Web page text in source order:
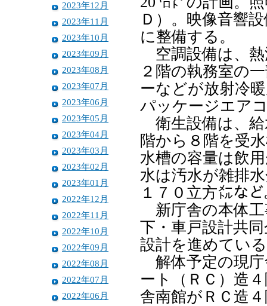
2023年12月
2023年11月
2023年10月
2023年09月
2023年08月
2023年07月
2023年06月
2023年05月
2023年04月
2023年03月
2023年02月
2023年01月
2022年12月
2022年11月
2022年10月
2022年09月
2022年08月
2022年07月
2022年06月
Ｄ）。映像音響
に整備する。
空調設備は、熱
２階の執務室の
ーなどが放射冷
パッケージエア
衛生設備は、給
階から８階を受
水槽の容量は飲
水は汚水が雑排
１７０立方㍍な
新庁舎の本体工
下・車戸設計共
設計を進めてい
解体予定の現庁
ート（ＲＣ）造
舎南館がＲＣ造